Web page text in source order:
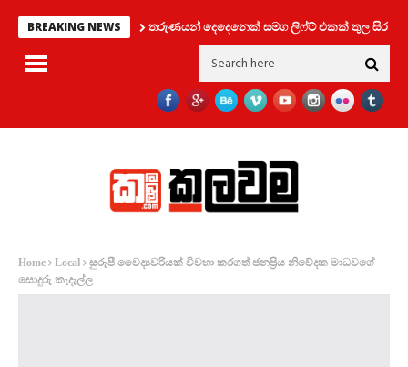
BREAKING NEWS තරුණයන් දෙදෙනෙක් සමග ලිෆ්ට් එකක් තුල සිර වූ කත
Home Local
සුරූපී වෛද්‍යවරියක් විවහා කරගත් ජනප්‍රිය නිවේදක මාධවගේ
සොදුරු කැදැල්ල